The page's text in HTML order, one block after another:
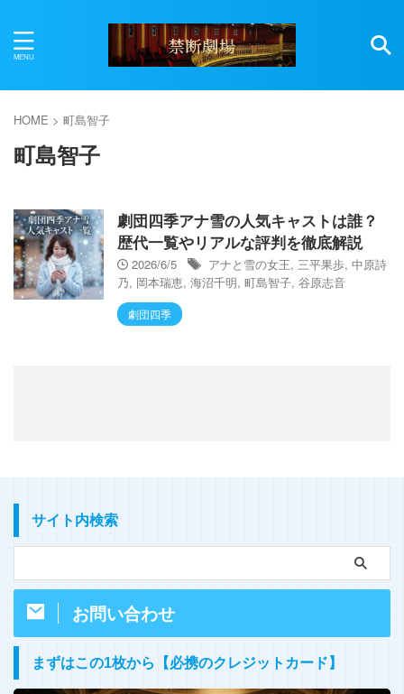
HOME > 町島智子
町島智子
劇団四季アナ雪の人気キャストは誰？
歴代一覧やリアルな評判を徹底解説
2026/6/5 アナと雪の女王, 三平果歩, 中原詩
乃, 岡本瑞恵, 海沼千明, 町島智子, 谷原志音
劇団四季
サイト内検索
お問い合わせ
まずはこの1枚から【必携のクレジットカード】